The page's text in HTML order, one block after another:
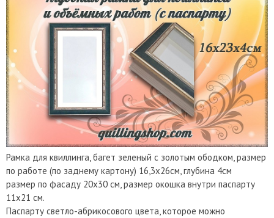
Рамка для квиллинга, багет зеленый с золотым ободком, размер
по работе (по заднему картону) 16,3х26см, глубина 4см
размер по фасаду 20х30 см, размер окошка внутри паспарту
11х21 см.
Паспарту светло-абрикосового цвета, которое можно